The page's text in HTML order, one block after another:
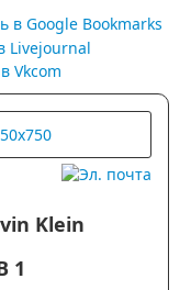
должны знать.
Klein
1